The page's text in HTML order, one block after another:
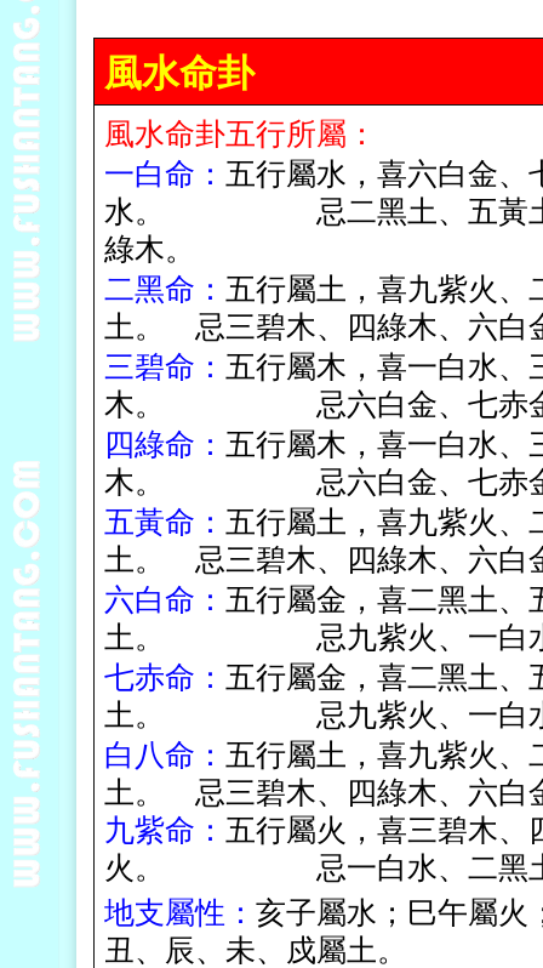
風水命卦
風水命卦五行所屬：
一白命： 五行屬水，喜六白金、
水。 忌二黑土、 五黃
綠木。
二黑命： 五行屬土，喜九紫火、
土。 忌三碧木、四綠木、六白
三碧命： 五行屬木，喜一白水、
木。 忌六白金、 七赤
四綠命： 五行屬木，喜一白水、
木。 忌六白金、 七赤
五黃命： 五行屬土，喜九紫火、
土。 忌三碧木、四綠木、六白
六白命： 五行屬金，喜二黑土、
土。 忌九紫火、 一白
七赤命： 五行屬金，喜二黑土、
土。 忌九紫火、 一白
白八命： 五行屬土，喜九紫火、
土。 忌三碧木、四綠木、六白
九紫命： 五行屬火，喜三碧木、
火。 忌一白水、 二黑
地支屬性： 亥子屬水；巳午屬火
丑 、 辰、 未、
戍屬土。